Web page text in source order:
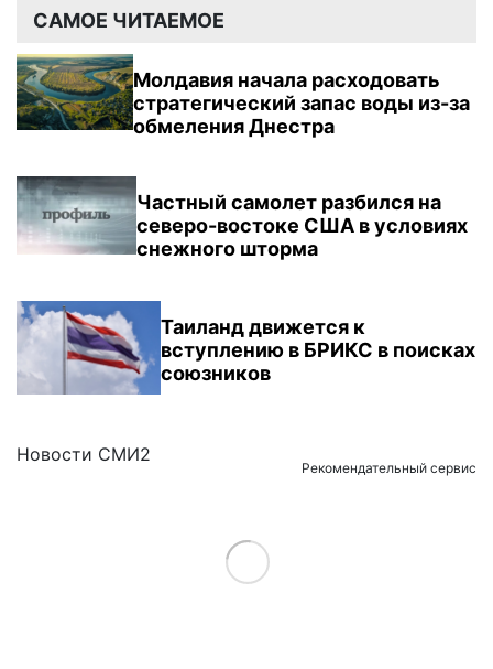
САМОЕ ЧИТАЕМОЕ
Молдавия начала расходовать
стратегический запас воды из-за
обмеления Днестра
Частный самолет разбился на
северо-востоке США в условиях
снежного шторма
Таиланд движется к
вступлению в БРИКС в поисках
союзников
Новости СМИ2
Рекомендательный сервис
Load More